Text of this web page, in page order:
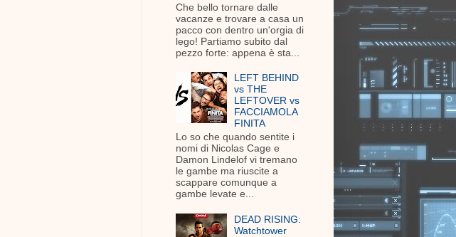
Che bello tornare dalle
vacanze e trovare a casa un
pacco con dentro un'orgia di
lego! Partiamo subito dal
pezzo forte: appena è sta...
LEFT BEHIND
vs THE
LEFTOVER vs
FACCIAMOLA
FINITA
Lo so che quando sentite i
nomi di Nicolas Cage e
Damon Lindelof vi tremano
le gambe ma riuscite a
scappare comunque a
gambe levate e...
DEAD RISING:
Watchtower